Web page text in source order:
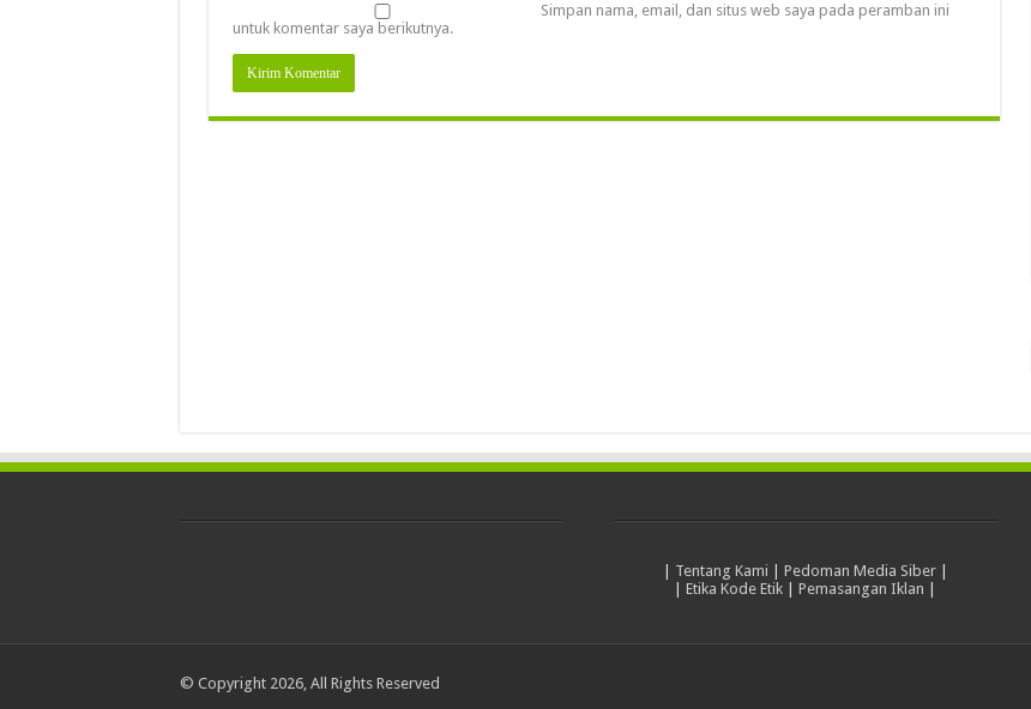
Simpan nama, email, dan situs web saya pada peramban ini
untuk komentar saya berikutnya.
| Tentang Kami | Pedoman Media Siber|
|Etika Kode Etik |Pemasangan Iklan |
© Copyright 2026, All Rights Reserved